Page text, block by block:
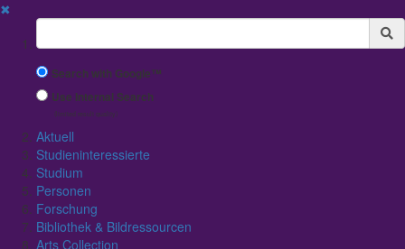
✖
Suchbegriff
Search with Google™
Use Internal Search
(limited result quality)
Aktuell
Studieninteressierte
Studium
Personen
Forschung
Bibliothek & Bildressourcen
Arts Collection